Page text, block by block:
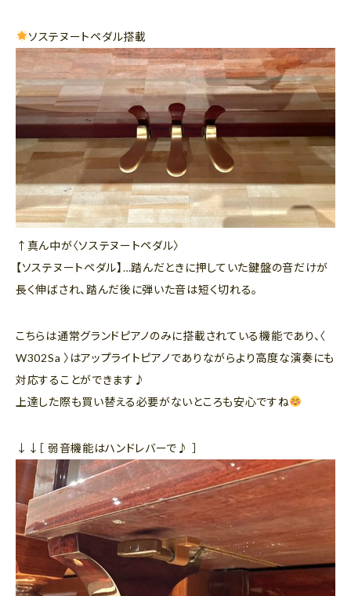
ソステヌートペダル搭載
↑真ん中が〈ソステヌートペダル〉
【ソステヌートペダル】…踏んだときに押していた鍵盤の音だけが
長く伸ばされ、踏んだ後に弾いた音は短く切れる。
こちらは通常グランドピアノのみに搭載されている機能であり、〈
W302Sa 〉はアップライトピアノでありながらより高度な演奏にも
対応することができます♪
上達した際も買い替える必要がないところも安心ですね
↓↓［ 弱音機能はハンドレバーで♪ ］